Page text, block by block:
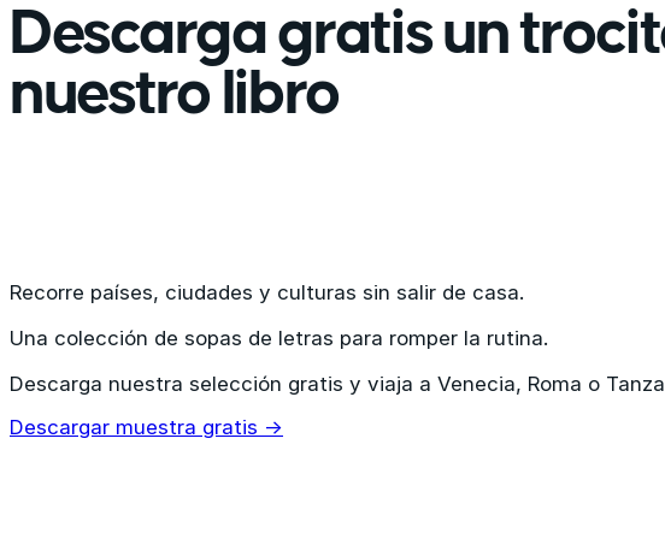
Descarga gratis un
nuestro libro
Recorre países, ciudades y culturas sin salir de casa.
Una colección de sopas de letras para romper la rutina.
Descarga nuestra selección gratis y viaja a Venecia, Roma o
Descargar muestra gratis →